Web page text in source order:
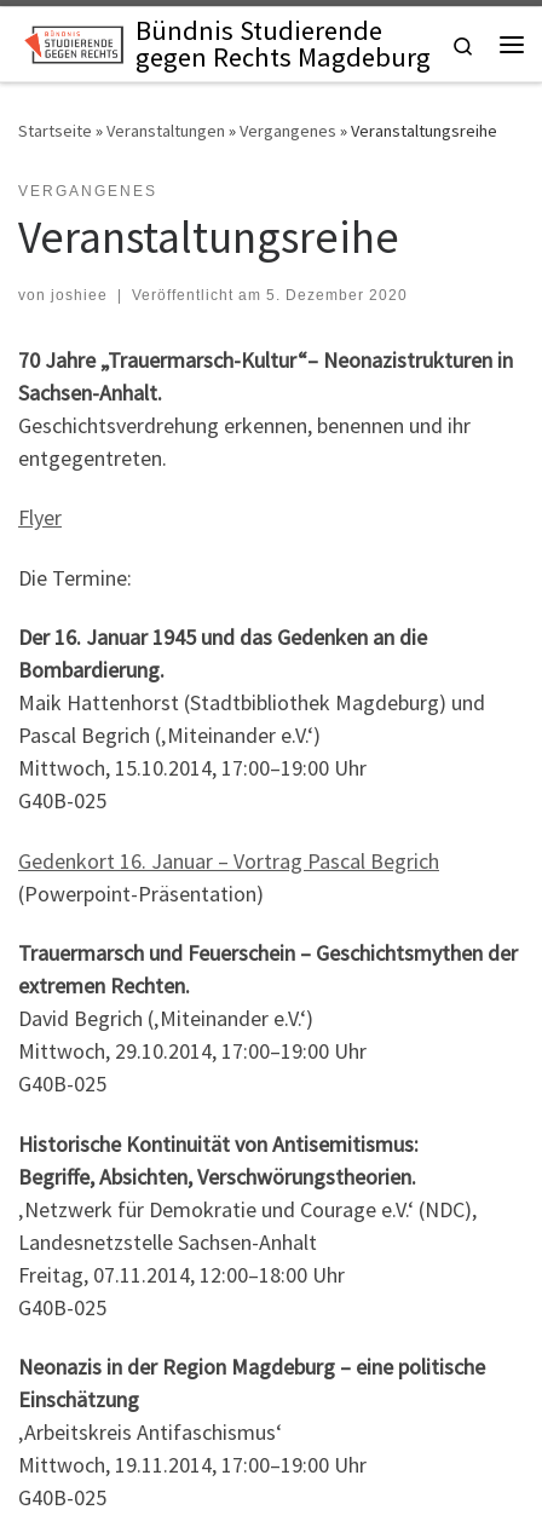
Zum Inhalt springenBündnis Studierende
gegen Rechts Magdeburg
Search
Startseite »Veranstaltungen »Vergangenes »Veranstaltungsreihe
VERGANGENES
Veranstaltungsreihe
von joshiee | Veröffentlicht am 5. Dezember 2020
70 Jahre „Trauermarsch-Kultur“– Neonazistrukturen in
Sachsen-Anhalt.
Geschichtsverdrehung erkennen, benennen und ihr
entgegentreten.
Flyer
Die Termine:
Der 16. Januar 1945 und das Gedenken an die
Bombardierung.
Maik Hattenhorst (Stadtbibliothek Magdeburg) und
Pascal Begrich (‚Miteinander e.V.‘)
Mittwoch, 15.10.2014, 17:00–19:00 Uhr
G40B-025
Gedenkort 16. Januar – Vortrag Pascal Begrich
(Powerpoint-Präsentation)
Trauermarsch und Feuerschein – Geschichtsmythen der
extremen Rechten.
David Begrich (‚Miteinander e.V.‘)
Mittwoch, 29.10.2014, 17:00–19:00 Uhr
G40B-025
Historische Kontinuität von Antisemitismus:
Begriffe, Absichten, Verschwörungstheorien.
‚Netzwerk für Demokratie und Courage e.V.‘ (NDC),
Landesnetzstelle Sachsen­-Anhalt
Freitag, 07.11.2014, 12:00–18:00 Uhr
G40B-025
Neonazis in der Region Magdeburg – eine politische
Einschätzung
‚Arbeitskreis Antifaschismus‘
Mittwoch, 19.11.2014, 17:00–19:00 Uhr
G40B-025